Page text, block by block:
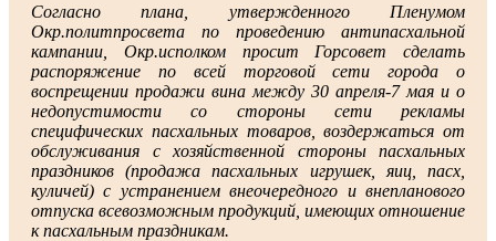
Согласно плана, утвержденного Пленумом
Окр.политпросвета по проведению антипасхальной
кампании, Окр.исполком просит Горсовет сделать
распоряжение по всей торговой сети города о
воспрещении продажи вина между 30 апреля-7 мая и о
недопустимости со стороны сети рекламы
специфических пасхальных товаров, воздержаться от
обслуживания с хозяйственной стороны пасхальных
праздников (продажа пасхальных игрушек, яиц, пасх,
куличей) с устранением внеочередного и внепланового
отпуска всевозможным продукций, имеющих отношение
к пасхальным праздникам.